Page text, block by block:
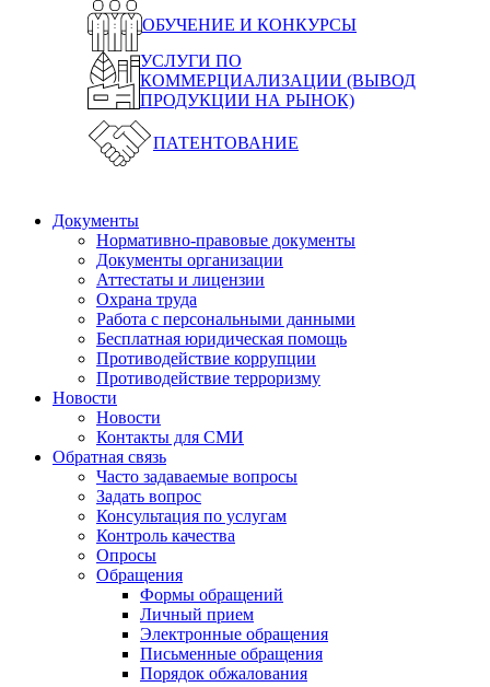
ОБУЧЕНИЕ И КОНКУРСЫ
УСЛУГИ ПО
КОММЕРЦИАЛИЗАЦИИ (ВЫВОД
ПРОДУКЦИИ НА РЫНОК)
ПАТЕНТОВАНИЕ
Документы
Нормативно-правовые документы
Документы организации
Аттестаты и лицензии
Охрана труда
Работа с персональными данными
Бесплатная юридическая помощь
Противодействие коррупции
Противодействие терроризму
Новости
Новости
Контакты для СМИ
Обратная связь
Часто задаваемые вопросы
Задать вопрос
Консультация по услугам
Контроль качества
Опросы
Обращения
Формы обращений
Личный прием
Электронные обращения
Письменные обращения
Порядок обжалования